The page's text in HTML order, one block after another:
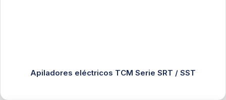
Apiladores eléctricos TCM Serie SRT / SST